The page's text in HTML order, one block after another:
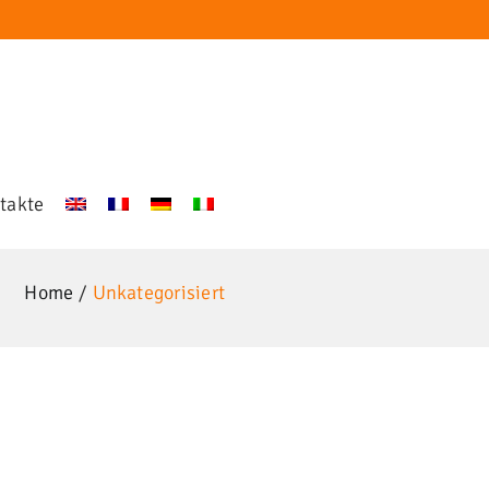
Home Unkategorisiert